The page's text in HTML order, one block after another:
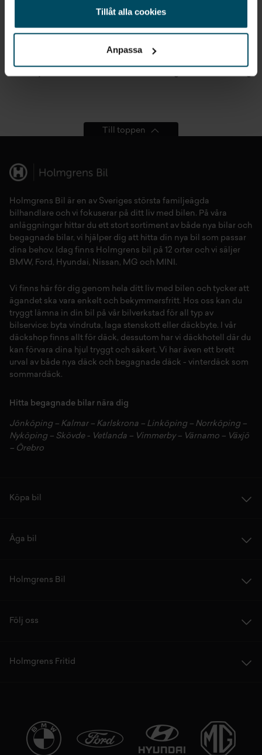
Tillåt alla cookies
Anpassa
Till toppen
Holmgrens Bil är en av Sveriges största familjeägda
bilhandlare och vi fokuserar på ditt liv med bilen. På våra
anläggningar hittar du ett stort sortiment av både nya bilar och
begagnade bilar, vi hjälper dig att hitta din nya bil som passar
dina behov. Idag finns Holmgrens bil på 12 orter och vi säljer
BMW, Ford, Hyundai, Nissan , MG och MINI.
Vi finns här för dig genom hela ditt liv med bilen och tycker att
ägandet ska vara enkelt och bekymmersfritt. Hos oss kan du
tryggt lämna in din bil på vår bilverkstad för all typ av
bilservice: byta vindruta, laga stenskott eller däckbyte. I vår
däckshop finns allt för däck, dessutom har vi däckhotell där du
kan förvara dina hjul tryggt och säkert. Vi har även ett brett
urval av både nya däck och begagnade däck - vinterdäck som
sommardäck.
Hitta begagnade bilar nära dig
Jönköping– Kalmar – Karlskrona – Linköping– Norrköping–
Nyköping– Skövde- Vetlanda – Vimmerby– Värnamo – Växjö
– Örebro
Köpa bil
Äga bil
Holmgrens Bil
Följ oss
Holmgrens Fritid